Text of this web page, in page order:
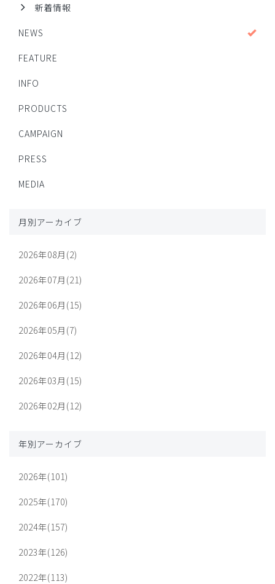
新着情報
NEWS
FEATURE
INFO
PRODUCTS
CAMPAIGN
PRESS
MEDIA
月別アーカイブ
2026年08月(2)
2026年07月(21)
2026年06月(15)
2026年05月(7)
2026年04月(12)
2026年03月(15)
2026年02月(12)
年別アーカイブ
2026年(101)
2025年(170)
2024年(157)
2023年(126)
2022年(113)